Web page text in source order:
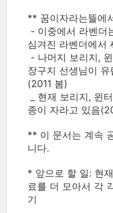
** 꿈이자라는뜰에
- 이중에서 라벤더
심겨진 라벤더에서
- 나머지 보리지,
장구지 선생님이
(2011 봄)
_ 현재 보리지, 윈
종이 자라고 있음
** 이 문서는 계속
니다.
* 앞으로 할 일: 현
료를 더 모아서 각
기